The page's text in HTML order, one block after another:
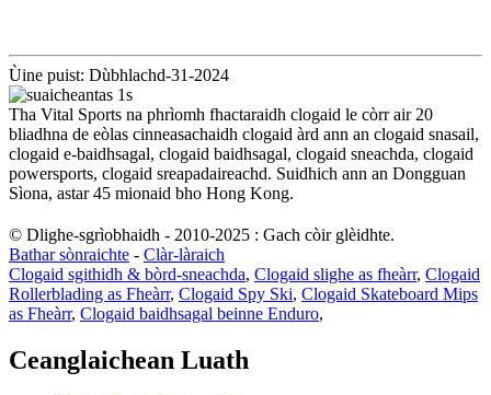
Ùine puist: Dùbhlachd-31-2024
Tha Vital Sports na phrìomh fhactaraidh clogaid le còrr air 20
bliadhna de eòlas cinneasachaidh clogaid àrd ann an clogaid snasail,
clogaid e-baidhsagal, clogaid baidhsagal, clogaid sneachda, clogaid
powersports, clogaid sreapadaireachd. Suidhich ann an Dongguan
Sìona, astar 45 mionaid bho Hong Kong.
© Dlighe-sgrìobhaidh - 2010-2025 : Gach còir glèidhte.
Bathar sònraichte - Clàr-làraich
Clogaid sgithidh & bòrd-sneachda, Clogaid slighe as fheàrr, Clogaid
Rollerblading as Fheàrr, Clogaid Spy Ski, Clogaid Skateboard Mips
as Fheàrr, Clogaid baidhsagal beinne Enduro,
Ceanglaichean Luath